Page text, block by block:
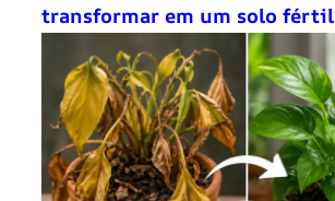
transformar em um solo fértil